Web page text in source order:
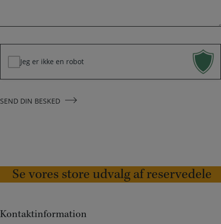
*
Jeg er ikke en robot
SEND DIN BESKED
Se vores store udvalg af reservedele
Kontaktinformation